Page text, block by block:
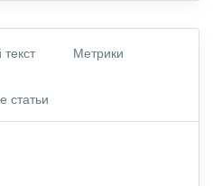
Метрики
статьи